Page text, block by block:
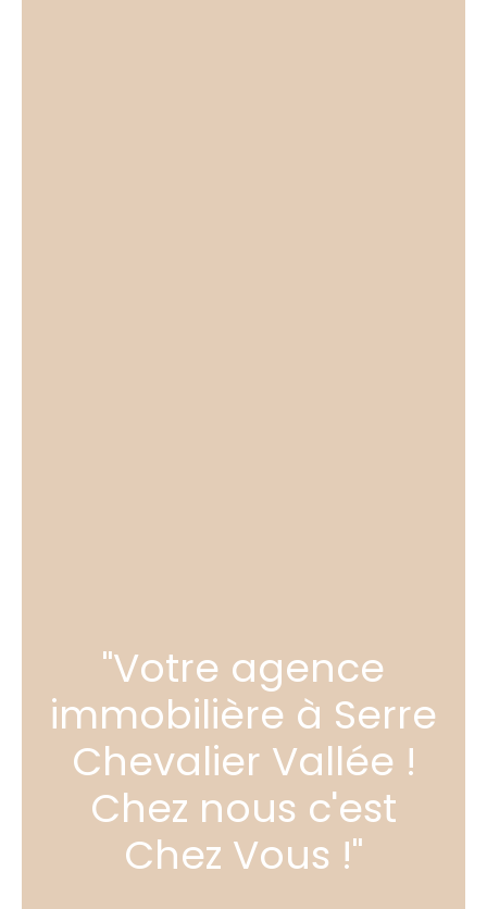
"Votre agence
immobilière à Serre
Chevalier Vallée !
Chez nous c'est
Chez Vous !"